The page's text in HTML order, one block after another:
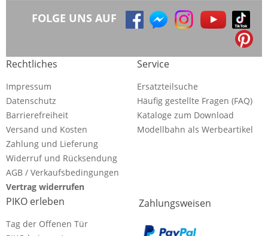
FOLGE UNS AUF
Rechtliches
Impressum
Datenschutz
Barrierefreiheit
Versand und Kosten
Zahlung und Lieferung
Widerruf und Rücksendung
AGB / Verkaufsbedingungen
Vertrag widerrufen
Service
Ersatzteilsuche
Häufig gestellte Fragen (FAQ)
Kataloge zum Download
Modellbahn als Werbeartikel
PIKO erleben
Tag der Offenen Tür
Zahlungsweisen